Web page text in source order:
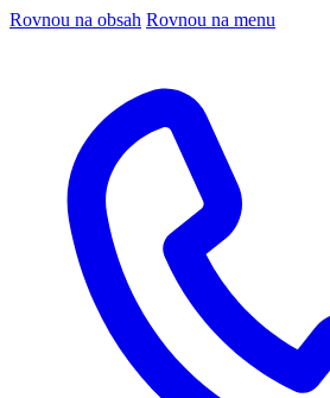
Rovnou na obsah Rovnou na menu